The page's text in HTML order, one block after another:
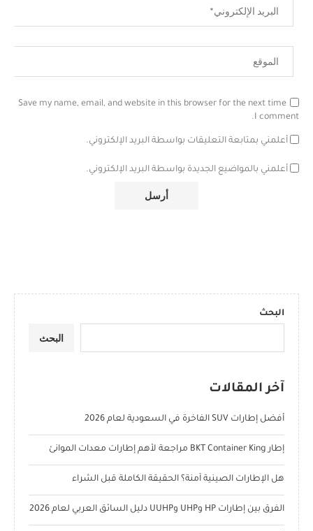
Save my name, email, and website in this browser for the next time
I comment.
أعلمني بمتابعة التعليقات بواسطة البريد الإلكتروني.
أعلمني بالمواضيع الجديدة بواسطة البريد الإلكتروني.
البحث
البحث
آخر المقالات
أفضل إطارات SUV الفاخرة في السعودية لعام 2026
إطار BKT Container King مراجعة لأهم إطارات معدات الموانئ
هل الإطارات الصينية آمنة؟ الحقيقة الكاملة قبل الشراء
الفرق بين إطارات HP وUHP وUUHP دليل السائق العربي لعام 2026